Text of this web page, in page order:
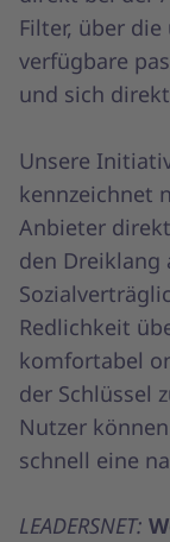
Filter, über
verfügbare
und sich
Unsere
kennzeichnet
Anbieter
den Dreiklang
Redlichkeit
komfortabel
der Schlüssel
Nutzer
schnell eine
LEADERSNET: